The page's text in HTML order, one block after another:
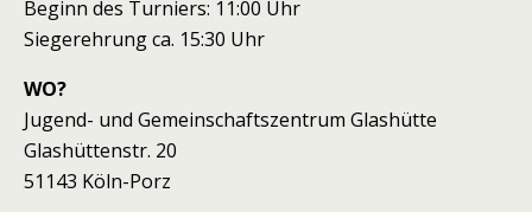
Beginn des Turniers: 11:00 Uhr
Siegerehrung ca. 15:30 Uhr
WO?
Jugend- und Gemeinschaftszentrum Glashütte
Glashüttenstr. 20
51143 Köln-Porz